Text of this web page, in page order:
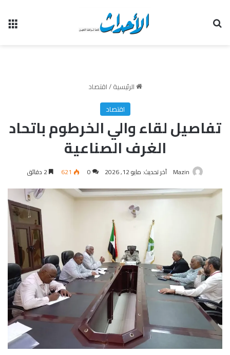
الرئيسية/اقتصاد
اقتصاد
تفاصيل لقاء والي الخرطوم باتحاد
الغرف الصناعية
Mazin آخر تحديث: مايو 12, 2026 0
621